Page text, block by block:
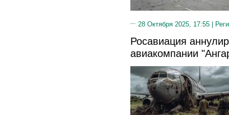
28 Октября 2025, 17:55 |
Росавиация
авиакомпании